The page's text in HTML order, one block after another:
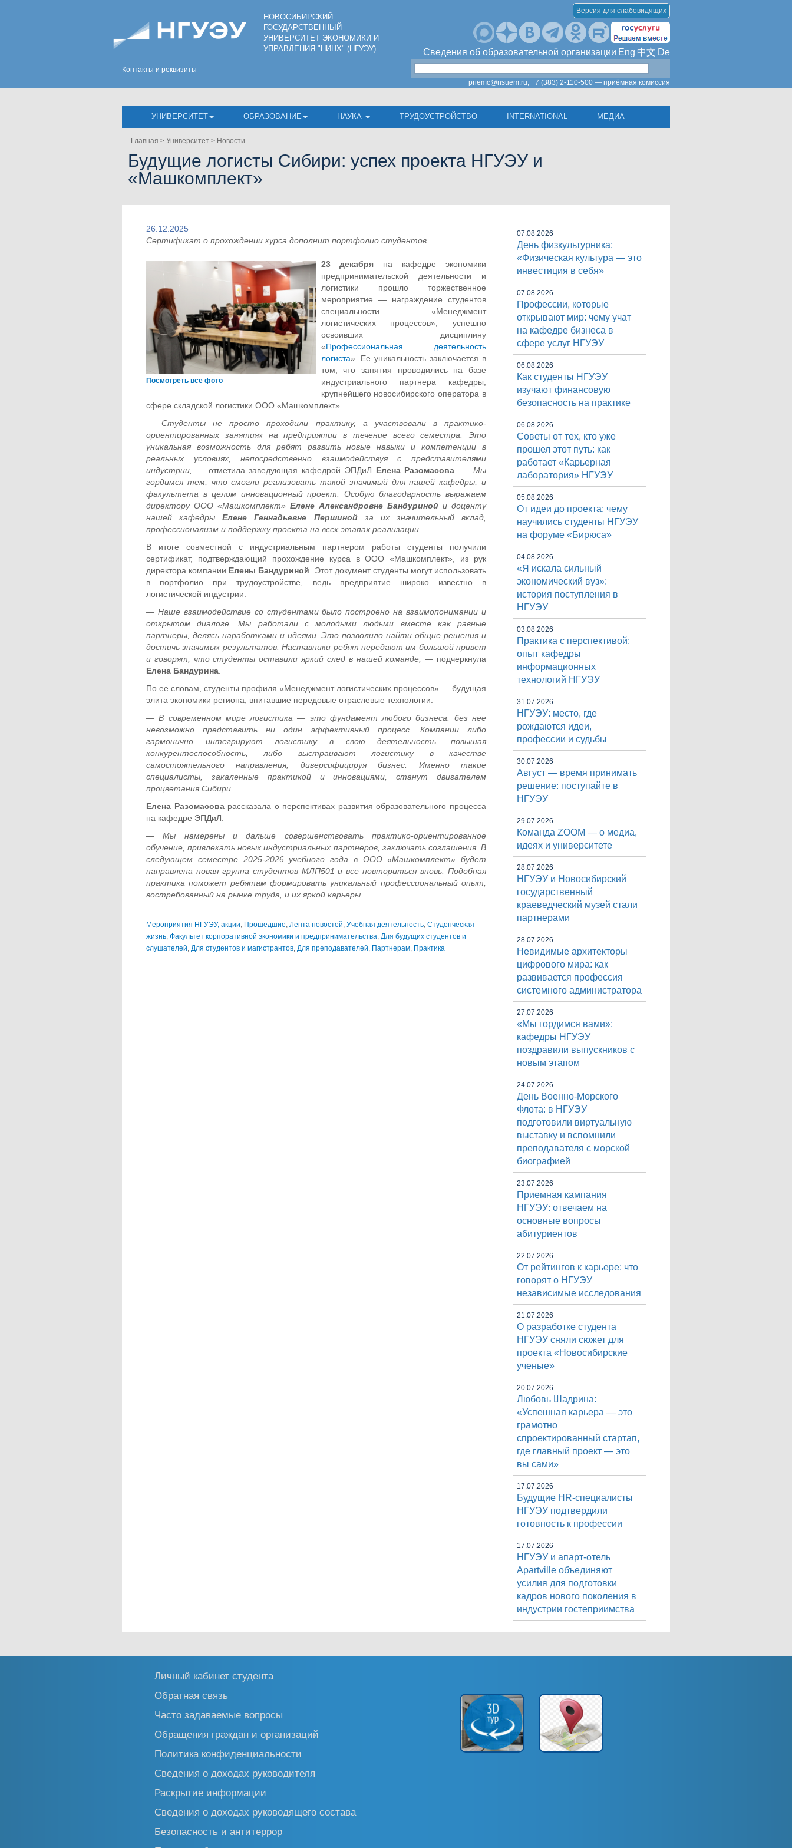
Контакты и реквизиты
НОВОСИБИРСКИЙ
ГОСУДАРСТВЕННЫЙ
УНИВЕРСИТЕТ ЭКОНОМИКИ И
УПРАВЛЕНИЯ "НИНХ" (НГУЭУ)
Версия для слабовидящих
Сведения об образовательной организации Eng 中文 De
priemc@nsuem.ru, +7 (383) 2-110-500 — приёмная комиссия
УНИВЕРСИТЕТ ОБРАЗОВАНИЕ НАУКА ТРУДОУСТРОЙСТВО INTERNATIONAL МЕДИА
Главная > Университет > Новости
Будущие логисты Сибири: успех проекта НГУЭУ и
«Машкомплект»
26.12.2025
Сертификат о прохождении курса дополнит портфолио студентов.
Посмотреть все фото
23 декабря на кафедре экономики
предпринимательской деятельности и
логистики прошло торжественное
мероприятие — награждение студентов
специальности «Менеджмент
логистических процессов», успешно
освоивших дисциплину
«Профессиональная деятельность
логиста». Ее уникальность заключается в
том, что занятия проводились на базе
индустриального партнера кафедры,
крупнейшего новосибирского оператора в
сфере складской логистики ООО «Машкомплект».
—Студенты не просто проходили практику, а участвовали в практико-
ориентированных занятиях на предприятии в течение всего семестра. Это
уникальная возможность для ребят развить новые навыки и компетенции в
реальных условиях, непосредственно взаимодействуя с представителями
индустрии, — отметила заведующая кафедрой ЭПДиЛ Елена Разомасова . —Мы
гордимся тем, что смогли реализовать такой значимый для нашей кафедры, и
факультета в целом инновационный проект. Особую благодарность выражаем
директору ООО «Машкомплект» Елене Александровне Бандуриной и доценту
нашей кафедрыЕлене Геннадьевне Першинойза их значительный вклад,
профессионализм и поддержку проекта на всех этапах реализации.
В итоге совместной с индустриальным партнером работы студенты получили
сертификат, подтверждающий прохождение курса в ООО «Машкомплект», из рук
директора компании Елены Бандуриной . Этот документ студенты могут использовать
в портфолио при трудоустройстве, ведь предприятие широко известно в
логистической индустрии.
— Наше взаимодействие со студентами было построено на взаимопонимании и
открытом диалоге. Мы работали с молодыми людьми вместе как равные
партнеры, делясь наработками и идеями. Это позволило найти общие решения и
достичь значимых результатов. Наставники ребят передают им большой привет
и говорят, что студенты оставили яркий след в нашей команде,— подчеркнула
Елена Бандурина
По ее словам, студенты профиля «Менеджмент логистических процессов» — будущая
элита экономики региона, впитавшие передовые отраслевые технологии:
— В современном мире логистика — это фундамент любого бизнеса: без нее
невозможно представить ни один эффективный процесс. Компании либо
гармонично интегрируют логистику в свою деятельность, повышая
конкурентоспособность, либо выстраивают логистику в качестве
самостоятельного направления, диверсифицируя бизнес. Именно такие
специалисты, закаленные практикой и инновациями, станут двигателем
процветания Сибири.
Елена Разомасова рассказала о перспективах развития образовательного процесса
на кафедре ЭПДиЛ:
—Мы намерены и дальше совершенствовать практико-ориентированное
обучение, привлекать новых индустриальных партнеров, заключать соглашения. В
следующем семестре 2025-2026 учебного года в ООО «Машкомплект» будет
направлена новая группа студентов МЛП501 и все повториться вновь. Подобная
практика поможет ребятам формировать уникальный профессиональный опыт,
востребованный на рынке труда, и их яркой карьеры.
Мероприятия НГУЭУ, акции, Прошедшие, Лента новостей, Учебная деятельность, Студенческая
жизнь, Факультет корпоративной экономики и предпринимательства, Для будущих студентов и
слушателей, Для студентов и магистрантов, Для преподавателей, Партнерам, Практика
07.08.2026
День физкультурника:
«Физическая культура — это
инвестиция в себя»
07.08.2026
Профессии, которые
открывают мир: чему учат
на кафедре бизнеса в
сфере услуг НГУЭУ
06.08.2026
Как студенты НГУЭУ
изучают финансовую
безопасность на практике
06.08.2026
Советы от тех, кто уже
прошел этот путь: как
работает «Карьерная
лаборатория» НГУЭУ
05.08.2026
От идеи до проекта: чему
научились студенты НГУЭУ
на форуме «Бирюса»
04.08.2026
«Я искала сильный
экономический вуз»:
история поступления в
НГУЭУ
03.08.2026
Практика с перспективой:
опыт кафедры
информационных
технологий НГУЭУ
31.07.2026
НГУЭУ: место, где
рождаются идеи,
профессии и судьбы
30.07.2026
Август — время принимать
решение: поступайте в
НГУЭУ
29.07.2026
Команда ZOOM — о медиа,
идеях и университете
28.07.2026
НГУЭУ и Новосибирский
государственный
краеведческий музей стали
партнерами
28.07.2026
Невидимые архитекторы
цифрового мира: как
развивается профессия
системного администратора
27.07.2026
«Мы гордимся вами»:
кафедры НГУЭУ
поздравили выпускников с
новым этапом
24.07.2026
День Военно-Морского
Флота: в НГУЭУ
подготовили виртуальную
выставку и вспомнили
преподавателя с морской
биографией
23.07.2026
Приемная кампания
НГУЭУ: отвечаем на
основные вопросы
абитуриентов
22.07.2026
От рейтингов к карьере: что
говорят о НГУЭУ
независимые исследования
21.07.2026
О разработке студента
НГУЭУ сняли сюжет для
проекта «Новосибирские
ученые»
20.07.2026
Любовь Шадрина:
«Успешная карьера — это
грамотно
спроектированный стартап,
где главный проект — это
вы сами»
17.07.2026
Будущие HR-специалисты
НГУЭУ подтвердили
готовность к профессии
17.07.2026
НГУЭУ и апарт-отель
Apartville объединяют
усилия для подготовки
кадров нового поколения в
индустрии гостеприимства
Личный кабинет студента
Обратная связь
Часто задаваемые вопросы
Обращения граждан и организаций
Политика конфиденциальности
Сведения о доходах руководителя
Раскрытие информации
Сведения о доходах руководящего состава
Безопасность и антитеррор